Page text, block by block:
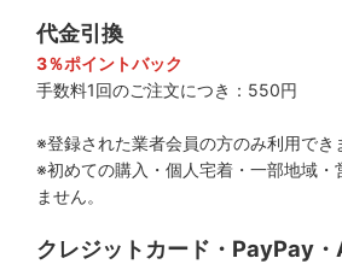
代金引換
3％ポイントバック
手数料1回のご注文につき：550円
※登録された業者会員の方のみ利用でき
※初めての購入・個人宅着・一部地域・
ません。
クレジットカード・PayPay